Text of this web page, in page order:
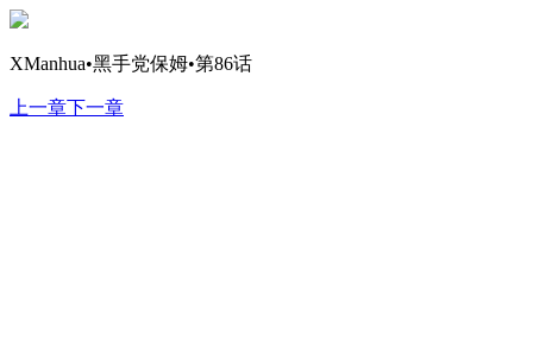
XManhua•黑手党保姆•第86话
上一章下一章